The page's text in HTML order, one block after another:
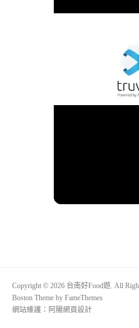
Copyright © 2026 台南好Food遊. All
Boston Theme by FameThemes
網站維護： 阿腸網頁設計